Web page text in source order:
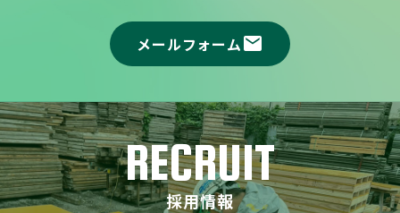
メールフォームmail
RECRUIT
採用情報